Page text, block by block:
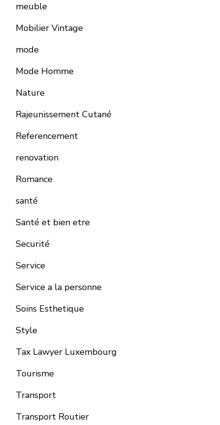
meuble
Mobilier Vintage
mode
Mode Homme
Nature
Rajeunissement Cutané
Referencement
renovation
Romance
santé
Santé et bien etre
Securité
Service
Service a la personne
Soins Esthetique
Style
Tax Lawyer Luxembourg
Tourisme
Transport
Transport Routier